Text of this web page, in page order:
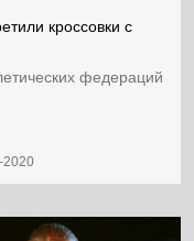
кроссовки с
федераций
2020